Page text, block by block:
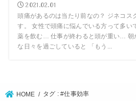
2021.02.01
頭痛があるのは当たり前なの？ ジネコス
す。 女性で頭痛に悩んでいる方って多い
薬を飲む… 仕事が終わると頭が重い… 朝
な日々を過ごしていると 「もう...
HOME タグ : #仕事効率